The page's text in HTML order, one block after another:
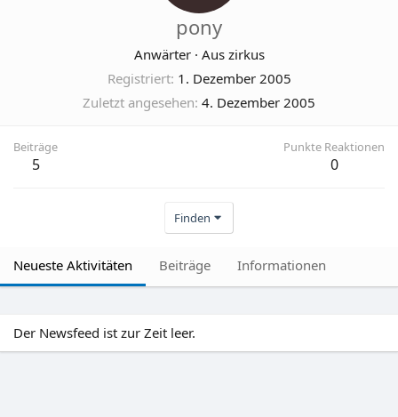
pony
Anwärter · Aus zirkus
Registriert 1. Dezember 2005
Zuletzt angesehen 4. Dezember 2005
Beiträge
5
Punkte Reaktionen
0
Finden
Neueste Aktivitäten Beiträge Informationen
Der Newsfeed ist zur Zeit leer.